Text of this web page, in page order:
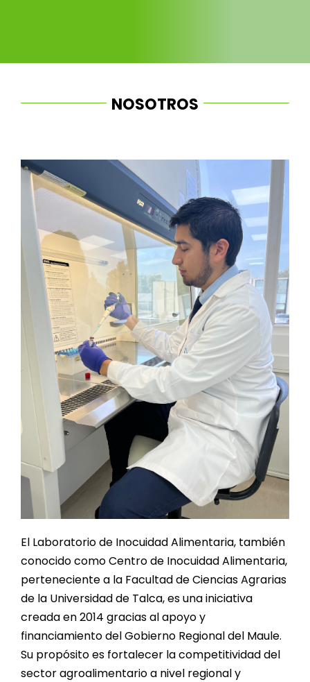
NOSOTROS
El Laboratorio de Inocuidad Alimentaria, también
conocido como Centro de Inocuidad Alimentaria,
perteneciente a la Facultad de Ciencias Agrarias
de la Universidad de Talca, es una iniciativa
creada en 2014 gracias al apoyo y
financiamiento del Gobierno Regional del Maule.
Su propósito es fortalecer la competitividad del
sector agroalimentario a nivel regional y